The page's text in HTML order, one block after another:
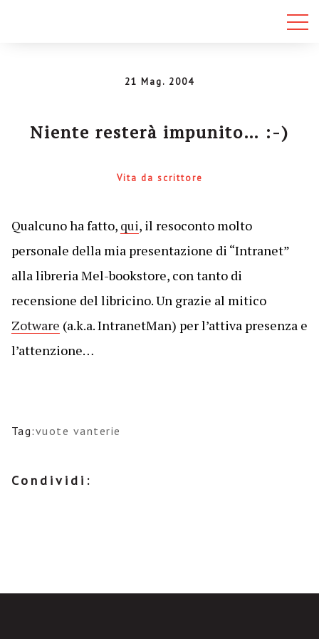
21 Mag. 2004
Niente resterà impunito… :-)
Vita da scrittore
Qualcuno ha fatto, qui, il resoconto molto
personale della mia presentazione di “Intranet”
alla libreria Mel-bookstore, con tanto di
recensione del libricino. Un grazie al mitico
Zotware (a.k.a. IntranetMan) per l’attiva presenza e
l’attenzione…
Tag:vuote vanterie
Condividi: